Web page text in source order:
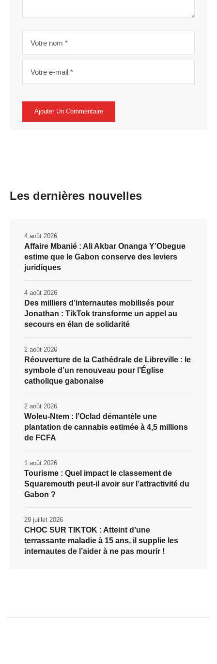
Les dernières nouvelles
Affaire Mbanié : Ali Akbar Onanga Y’Obegue
estime que le Gabon conserve des leviers
juridiques
4 août 2026
Des milliers d’internautes mobilisés pour
Jonathan : TikTok transforme un appel au
secours en élan de solidarité
4 août 2026
Réouverture de la Cathédrale de Libreville : le
symbole d’un renouveau pour l’Église
catholique gabonaise
2 août 2026
Woleu-Ntem : l’Oclad démantèle une
plantation de cannabis estimée à 4,5 millions
de FCFA
2 août 2026
Tourisme : Quel impact le classement de
Squaremouth peut-il avoir sur l’attractivité du
Gabon ?
1 août 2026
CHOC SUR TIKTOK : Atteint d’une
terrassante maladie à 15 ans, il supplie les
internautes de l’aider à ne pas mourir !
29 juillet 2026